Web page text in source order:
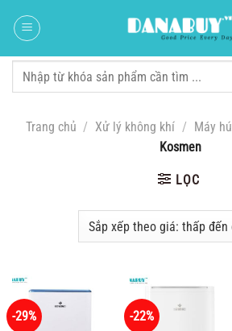
đến
dung
Tìm
Trang chủ / Xử lý không khí / Máy
Kosmen
LỌC
-29% -22%